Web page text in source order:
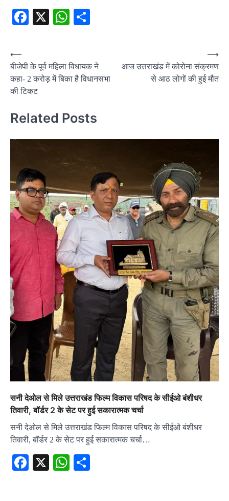
Facebook
X WhatsApp
Post
navigation
⟵
बीजेपी के पूर्व महिला विधायक ने
कहा- 2 करोड़ में बिका है विधानसभा
की टिकट
आज उत्तराखंड में कोरोना संक्रमण
से आठ लोगों की हुई मौत
⟶
Related Posts
सनी देओल से मिले उत्तराखंड फिल्म विकास परिषद के सीईओ बंशीधर
तिवारी, बॉर्डर 2 के सेट पर हुई सकारात्मक चर्चा
सनी देओल से मिले उत्तराखंड फिल्म विकास परिषद के सीईओ बंशीधर
तिवारी, बॉर्डर 2 के सेट पर हुई सकारात्मक चर्चा…
Facebook
X WhatsApp